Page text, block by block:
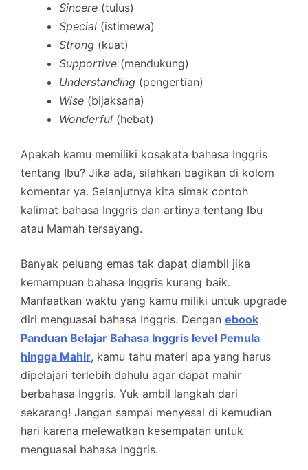
Sincere (tulus)
Special (istimewa)
Strong (kuat)
Supportive (mendukung)
Understanding (pengertian)
Wise (bijaksana)
Wonderful (hebat)
Apakah kamu memiliki kosakata bahasa Inggris
tentang Ibu? Jika ada, silahkan bagikan di kolom
komentar ya. Selanjutnya kita simak contoh
kalimat bahasa Inggris dan artinya tentang Ibu
atau Mamah tersayang.
Banyak peluang emas tak dapat diambil jika
kemampuan bahasa Inggris kurang baik.
Manfaatkan waktu yang kamu miliki untuk upgrade
diri menguasai bahasa Inggris. Dengan ebook
Panduan Belajar Bahasa Inggris level Pemula
hingga Mahir, kamu tahu materi apa yang harus
dipelajari terlebih dahulu agar dapat mahir
berbahasa Inggris. Yuk ambil langkah dari
sekarang! Jangan sampai menyesal di kemudian
hari karena melewatkan kesempatan untuk
menguasai bahasa Inggris.